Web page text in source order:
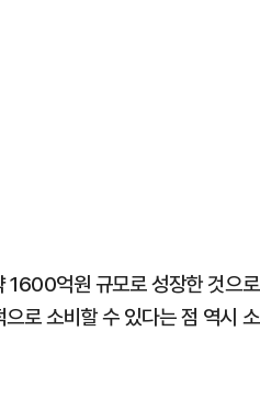
억원 규모로 성장한 것으로
로 소비할 수 있다는 점 역시 소